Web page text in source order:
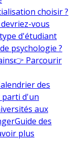
choisir ?
vous
d'étudiant
psychologie ?
👉 Parcourir
des
parti d'un
aux
Guide des
plus